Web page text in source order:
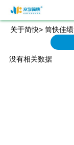
关于简快> 简快佳绩
没有相关数据